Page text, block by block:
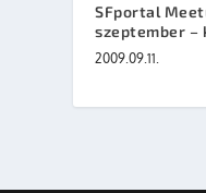
SFportal
szeptember –
2009.09.11.